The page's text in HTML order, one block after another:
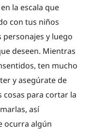
la escala que
con tus niños
y luego
deseen. Mientras
ten mucho
y asegúrate de
cosas para cortar la
así
ocurra algún